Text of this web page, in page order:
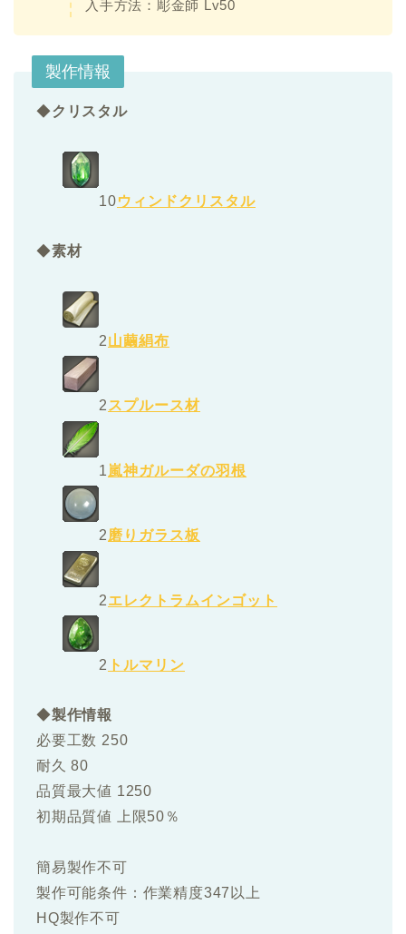
入手方法：彫金師 Lv50
製作情報
◆クリスタル
10ウィンドクリスタル
◆素材
2山繭絹布
2 スプルース材
1 嵐神ガルーダの羽根
2磨りガラス板
2エレクトラムインゴット
2 トルマリン
◆製作情報
必要工数 250
耐久 80
品質最大値 1250
初期品質値 上限50％
簡易製作不可
製作可能条件：作業精度347以上
HQ製作不可